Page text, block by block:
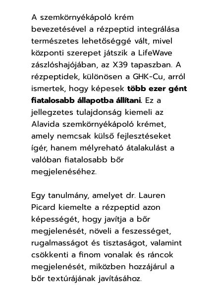
A szemkörnyékápoló krém
bevezetésével a rézpeptid integrálása
természetes lehetőséggé vált, mivel
központi szerepet játszik a LifeWave
zászlóshajójában, az X39 tapaszban. A
rézpeptidek, különösen a GHK-Cu, arról
ismertek, hogy képesek több ezer gént
fiatalosabb állapotba állítani. Ez a
jellegzetes tulajdonság kiemeli az
Alavida szemkörnyékápoló krémet,
amely nemcsak külső fejlesztéseket
ígér, hanem mélyreható átalakulást a
valóban fiatalosabb bőr
megjelenéséhez.
Egy tanulmány, amelyet dr. Lauren
Picard kiemelte a rézpeptid azon
képességét, hogy javítja a bőr
megjelenését, növeli a feszességet,
rugalmasságot és tisztaságot, valamint
csökkenti a finom vonalak és ráncok
megjelenését, miközben hozzájárul a
bőr textúrájának javításához.